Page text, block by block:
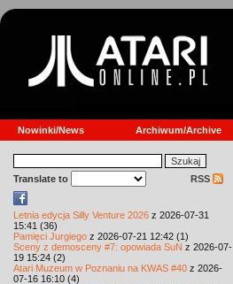
Nowinki/News Archiwum/Archive
Translate to RSS
Letnia edycja Silly Venture 2026 z 2026-07-31
15:41 (36)
Pamięci Jurgiego z 2026-07-21 12:42 (1)
Sceny z demosceny #7: opowiada SuN z 2026-07-
19 15:24 (2)
Atari Muzeum w Poznaniu na KWAS #40 z 2026-
07-16 16:10 (4)